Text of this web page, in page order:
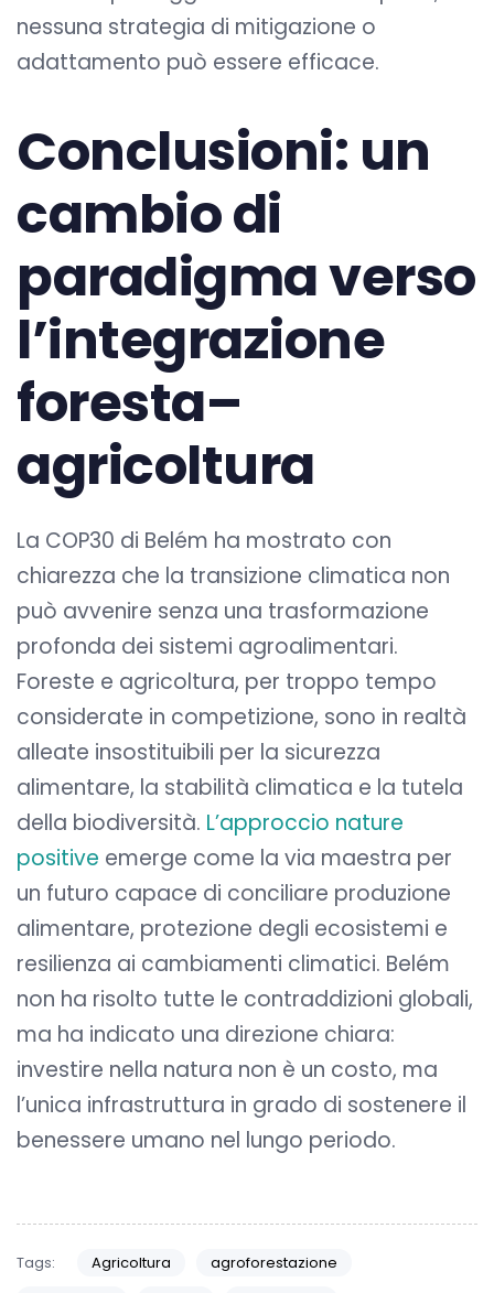
nessuna strategia di mitigazione o
adattamento può essere efficace.
Conclusioni: un
cambio di
paradigma verso
l’integrazione
foresta–
agricoltura
La COP30 di Belém ha mostrato con
chiarezza che la transizione climatica non
può avvenire senza una trasformazione
profonda dei sistemi agroalimentari.
Foreste e agricoltura, per troppo tempo
considerate in competizione, sono in realtà
alleate insostituibili per la sicurezza
alimentare, la stabilità climatica e la tutela
della biodiversità. L’approccio nature
positive emerge come la via maestra per
un futuro capace di conciliare produzione
alimentare, protezione degli ecosistemi e
resilienza ai cambiamenti climatici. Belém
non ha risolto tutte le contraddizioni globali,
ma ha indicato una direzione chiara:
investire nella natura non è un costo, ma
l’unica infrastruttura in grado di sostenere il
benessere umano nel lungo periodo.
Tags: Agricoltura
agroforestazione